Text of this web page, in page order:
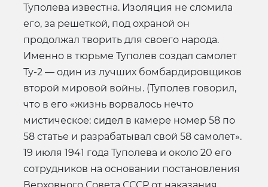
Туполева известна. Изоляция не сломила
его, за решеткой, под охраной он
продолжал творить для своего народа.
Именно в тюрьме Туполев создал самолет
Ту-2 — один из лучших бомбардировщиков
второй мировой войны. (Туполев говорил,
что в его «жизнь ворвалось нечто
мистическое: сидел в камере номер 58 по
58 статье и разрабатывал свой 58 самолет».
19 июля 1941 года Туполева и около 20 его
сотрудников на основании постановления